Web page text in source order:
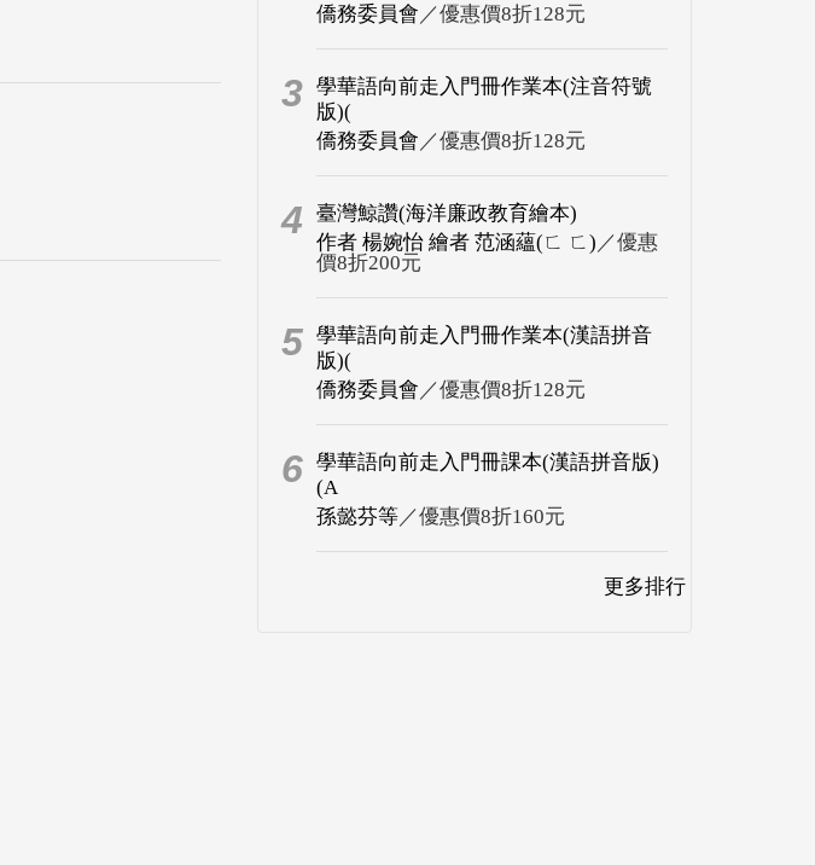
僑務委員會 ／優惠價8折128元
3 學華語向前走入門冊作業本(注音符號
版)(
僑務委員會 ／優惠價8折128元
4
臺灣鯨讚(海洋廉政教育繪本)
作者 楊婉怡 繪者 范涵蘊(ㄈ ㄈ) ／優惠
價8折200元
5 學華語向前走入門冊作業本(漢語拼音
版)(
僑務委員會 ／優惠價8折128元
6 學華語向前走入門冊課本(漢語拼音版)
(A
孫懿芬等／優惠價8折160元
更多排行